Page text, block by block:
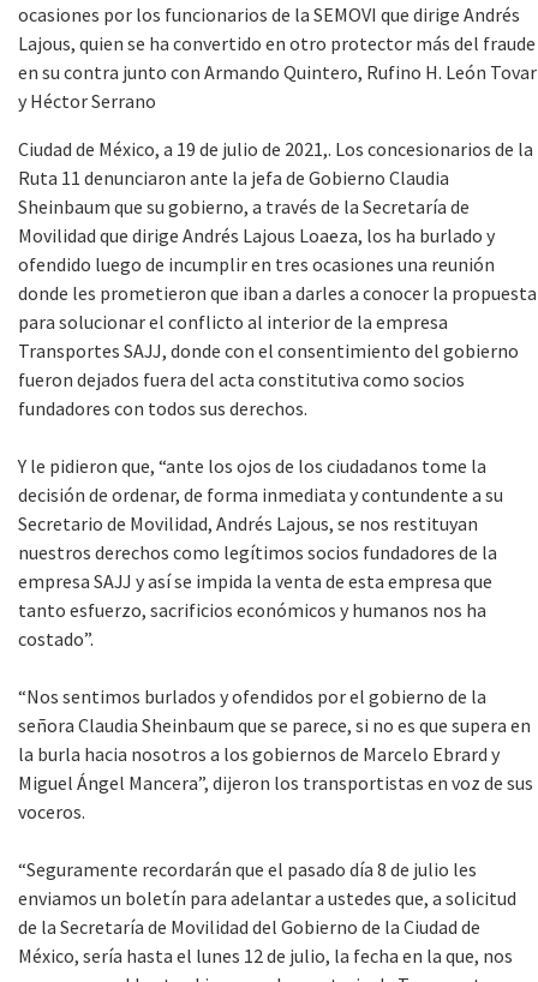
ocasiones por los funcionarios de la SEMOVI que dirige Andrés
Lajous, quien se ha convertido en otro protector más del fraude
en su contra junto con Armando Quintero, Rufino H. León Tovar
y Héctor Serrano
Ciudad de México, a 19 de julio de 2021,. Los concesionarios de la
Ruta 11 denunciaron ante la jefa de Gobierno Claudia
Sheinbaum que su gobierno, a través de la Secretaría de
Movilidad que dirige Andrés Lajous Loaeza, los ha burlado y
ofendido luego de incumplir en tres ocasiones una reunión
donde les prometieron que iban a darles a conocer la propuesta
para solucionar el conflicto al interior de la empresa
Transportes SAJJ, donde con el consentimiento del gobierno
fueron dejados fuera del acta constitutiva como socios
fundadores con todos sus derechos.
Y le pidieron que, “ante los ojos de los ciudadanos tome la
decisión de ordenar, de forma inmediata y contundente a su
Secretario de Movilidad, Andrés Lajous, se nos restituyan
nuestros derechos como legítimos socios fundadores de la
empresa SAJJ y así se impida la venta de esta empresa que
tanto esfuerzo, sacrificios económicos y humanos nos ha
costado”.
“Nos sentimos burlados y ofendidos por el gobierno de la
señora Claudia Sheinbaum que se parece, si no es que supera en
la burla hacia nosotros a los gobiernos de Marcelo Ebrard y
Miguel Ángel Mancera”, dijeron los transportistas en voz de sus
voceros.
“Seguramente recordarán que el pasado día 8 de julio les
enviamos un boletín para adelantar a ustedes que, a solicitud
de la Secretaría de Movilidad del Gobierno de la Ciudad de
México, sería hasta el lunes 12 de julio, la fecha en la que, nos